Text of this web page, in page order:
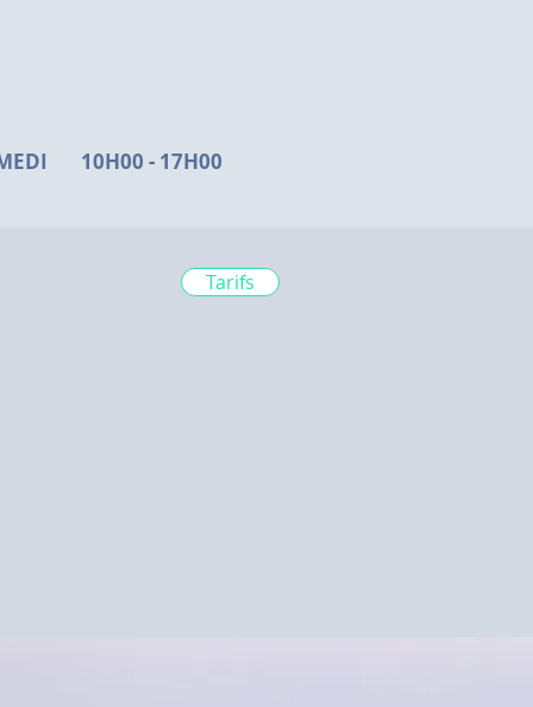
10H00 - 17H00
Tarifs